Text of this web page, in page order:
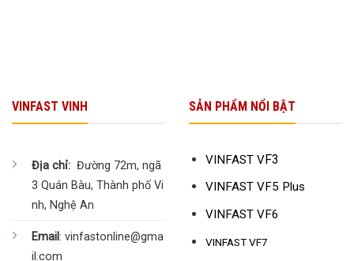
VINFAST VINH
Địa chỉ: Đường 72m, ngã
3 Quán Bàu, Thành phố Vi
nh, Nghệ An
Email: vinfastonline@gma
il.com
SẢN PHẨM NỔI BẬT
VINFAST VF3
VINFAST VF5 Plus
VINFAST VF6
VINFAST VF7